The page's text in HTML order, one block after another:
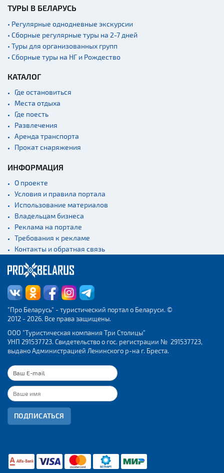
ТУРЫ В БЕЛАРУСЬ
• Регулярные однодневные экскурсии
• Сборные регулярные туры на 2-7 дней
• Туры для организованных групп
• Сборные туры на НГ и Рождество
КАТАЛОГ
Где остановиться
Места отдыха
Где поесть
Развлечения
Аренда транспорта
Прокат снаряжения
ИНФОРМАЦИЯ
О проекте
Условия и правила портала
Использование материалов
Владельцам бизнеса
Реклама на портале
Требования к рекламе
Контакты и обратная связь
"Про Беларусь" - туристический портал о Беларуси. ©
2012 - 2026. Все права защищены.
ООО "Туристическая компания Три Столицы"
УНП 291537723. Свидетельство о гос. регистрации № 291537723,
выдано Администрацией Ленинского р-на г. Бреста.
ПОДПИСАТЬСЯ